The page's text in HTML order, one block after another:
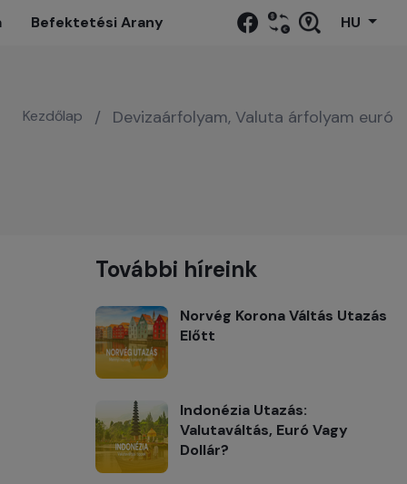
Befektetési Arany HU
Kezdőlap / Devizaárfolyam, Valuta árfolyam euró
További híreink
Norvég Korona Váltás Utazás
Előtt
Indonézia Utazás:
Valutaváltás, Euró Vagy
Dollár?